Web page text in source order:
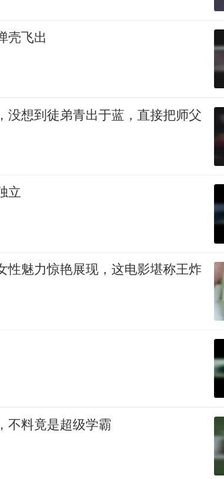
壳飞出
没想到徒弟青出于蓝，直接把师父
立
性魅力惊艳展现，这电影堪称王炸
不料竟是超级学霸